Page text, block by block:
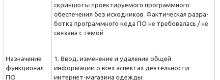
скриншоты проекти­руемого программного
обеспечения без исходников. Фактическая разра­
ботка программного кода ПО не требовалась / не
связана с темой
Назначение
функцио­нал
ПО
1. Ввод, изменение и удаление общей
информации о всех аспектах деятельности
интернет-магазина одежды.